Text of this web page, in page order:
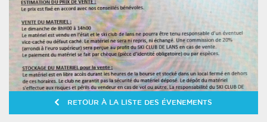
RETOUR À LA LISTE DES ÉVENEMENTS